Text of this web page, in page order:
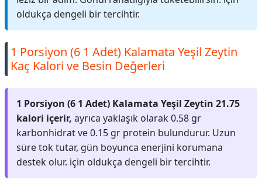
oldukça dengeli bir tercihtir.
1 Porsiyon (6 1 Adet) Kalamata Yeşil Zeytin
Kaç Kalori ve Besin Değerleri
1 Porsiyon (6 1 Adet) Kalamata Yeşil Zeytin 21.75
kalori içerir, ayrıca yaklaşık olarak 0.58 gr
karbonhidrat ve 0.15 gr protein bulundurur. Uzun
süre tok tutar, gün boyunca enerjini korumana
destek olur. için oldukça dengeli bir tercihtir.